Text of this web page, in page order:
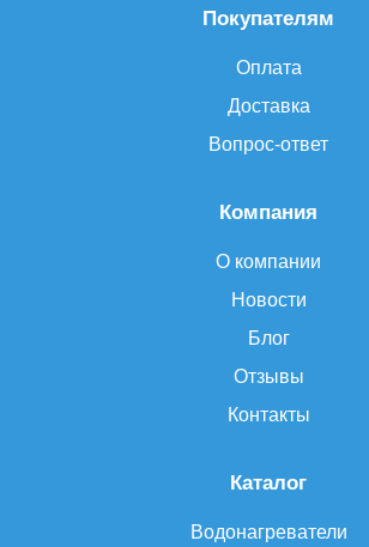
Каталог
Водонагреватели
Компания
О компании
Новости
Блог
Отзывы
Контакты
Покупателям
Оплата
Доставка
Вопрос-ответ